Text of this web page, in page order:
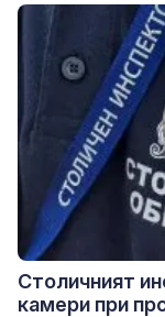
Столичният
камери при